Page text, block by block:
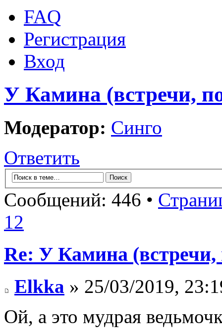
FAQ
Регистрация
Вход
У Камина (встречи,
Модератор: Синго
Ответить
Сообщений: 446 •
12
Re: У Камина
Elkka » 25/03/2019,
Ой, а это мудрая